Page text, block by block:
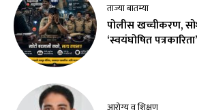
ताज्या बातम्या
पोलीस खच्चीकरण,
‘स्वयंघोषित